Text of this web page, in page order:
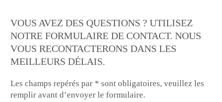
VOUS AVEZ DES QUESTIONS ? UTILISEZ
NOTRE FORMULAIRE DE CONTACT. NOUS
VOUS RECONTACTERONS DANS LES
MEILLEURS DÉLAIS.
Les champs repérés par * sont obligatoires, veuillez les
remplir avant d’envoyer le formulaire.